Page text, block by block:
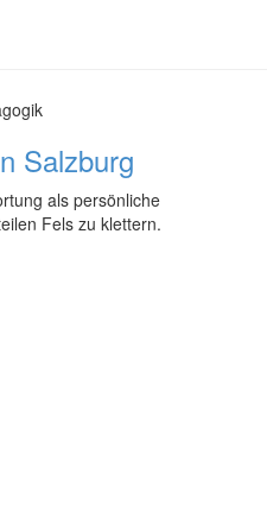
Salzburg
als persönliche
Fels zu klettern.